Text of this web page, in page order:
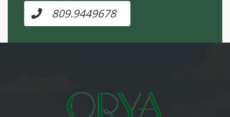
809.9449678